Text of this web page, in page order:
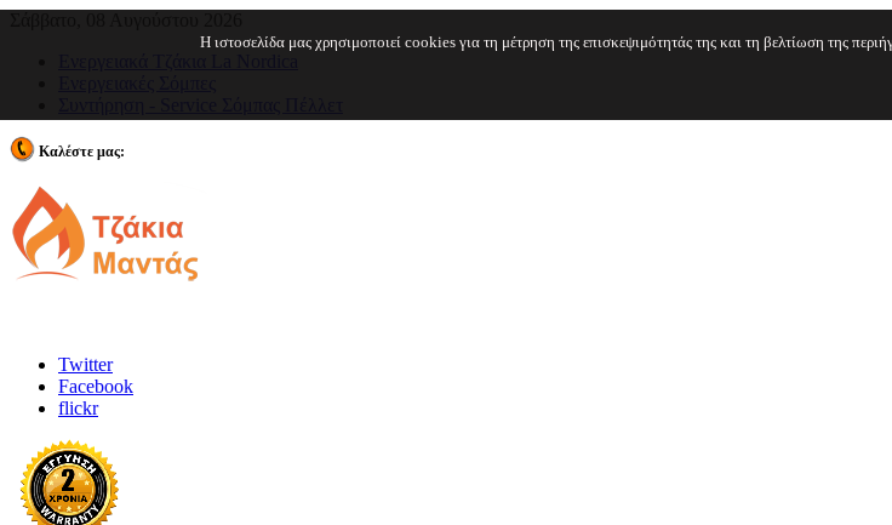
Η ιστοσελίδα μας χρησιμοποιεί cookies για τη μέτρηση της επισκεψιμότητάς της και τη βελτίωση της
Καλέστε μας:
Twitter
Facebook
flickr